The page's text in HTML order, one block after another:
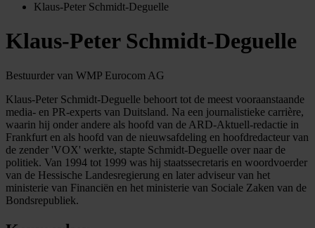
Klaus-Peter Schmidt-Deguelle
Klaus-Peter Schmidt-Deguelle
Bestuurder van WMP Eurocom AG
Klaus-Peter Schmidt-Deguelle behoort tot de meest vooraanstaande
media- en PR-experts van Duitsland. Na een journalistieke carrière,
waarin hij onder andere als hoofd van de ARD-Aktuell-redactie in
Frankfurt en als hoofd van de nieuwsafdeling en hoofdredacteur van
de zender 'VOX' werkte, stapte Schmidt-Deguelle over naar de
politiek. Van 1994 tot 1999 was hij staatssecretaris en woordvoerder
van de Hessische Landesregierung en later adviseur van het
ministerie van Financiën en het ministerie van Sociale Zaken van de
Bondsrepubliek.